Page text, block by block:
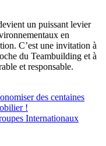
un puissant levier
en
C’est une invitation à
du Teambuilding et à
et responsable.
des centaines
!
Internationaux